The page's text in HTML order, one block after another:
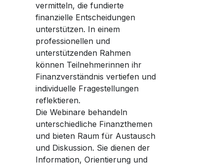
vermitteln, die fundierte
finanzielle Entscheidungen
unterstützen. In einem
professionellen und
unterstützenden Rahmen
können Teilnehmerinnen ihr
Finanzverständnis vertiefen und
individuelle Fragestellungen
reflektieren.
Die Webinare behandeln
unterschiedliche Finanzthemen
und bieten Raum für Austausch
und Diskussion. Sie dienen der
Information, Orientierung und